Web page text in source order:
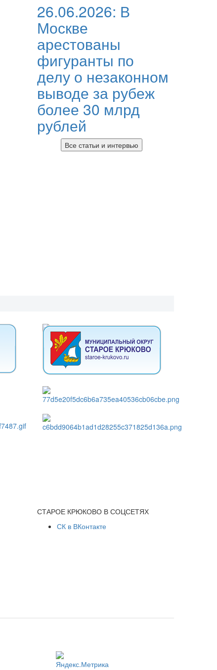
26.06.2026: В
Москве
арестованы
фигуранты по
делу о незаконном
выводе за рубеж
более 30 млрд
рублей
Все статьи и интервью
СТАРОЕ КРЮКОВО В СОЦСЕТЯХ
СК в ВКонтакте